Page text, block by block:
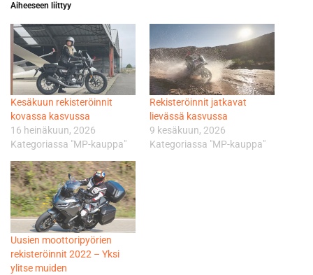
Aiheeseen liittyy
Kesäkuun rekisteröinnit
kovassa kasvussa
16 heinäkuun, 2026
Kategoriassa "MP-kauppa"
Rekisteröinnit jatkavat
lievässä kasvussa
9 kesäkuun, 2026
Kategoriassa "MP-kauppa"
Uusien moottoripyörien
rekisteröinnit 2022 – Yksi
ylitse muiden